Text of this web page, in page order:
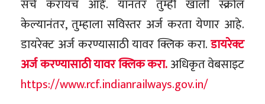
सर्च करायचं आहे. यानंतर तुम्ही खाली स्क्रोल
केल्यानंतर, तुम्हाला सविस्तर अर्ज करता येणार आहे.
डायरेक्ट अर्ज करण्यासाठी यावर क्लिक करा.डायरेक्ट
अर्ज करण्यासाठी यावर क्लिक करा.अधिकृत वेबसाइट
https://www.rcf.indianrailways.gov.in/